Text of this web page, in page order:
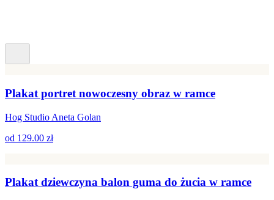
Plakat portret nowoczesny obraz w ramce
Hog Studio Aneta Golan
od 129.00 zł
Plakat dziewczyna balon guma do żucia w ramce